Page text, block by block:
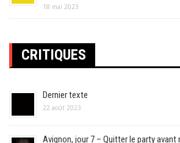
18 mai 2023
CRITIQUES
Dernier texte
22 août 2023
Avignon, jour 7 – Quitter le party avant